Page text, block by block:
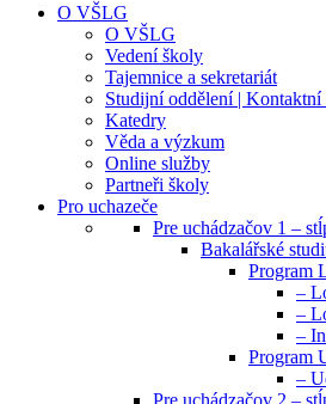
O VŠLG
O VŠLG
Vedení školy
Tajemnice a sekretariát
Studijní oddělení | Kontaktní
Katedry
Věda a výzkum
Online služby
Partneři školy
Pro uchazeče
Pre uchádzačov 1 –
Bakalářské
Program
–
–
–
Program
–
Pre uchádzačov 2 –